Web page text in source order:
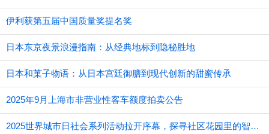
伊利获第五届中国质量奖提名奖
日本东京夜景浪漫指南：从经典地标到隐秘胜地
日本和菓子物语：从日本宫廷御膳到现代创新的甜蜜传承
2025年9月上海市非营业性客车额度拍卖公告
2025世界城市日社会系列活动拉开序幕，探寻社区花园里的智慧应用